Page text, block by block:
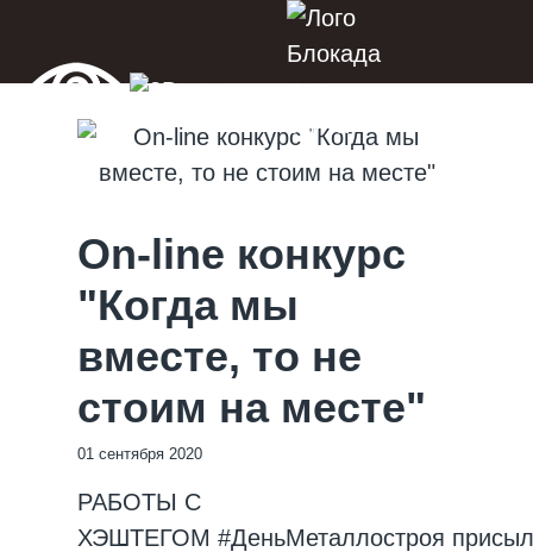
On-line конкурс
"Когда мы
вместе, то не
стоим на месте"
01 сентября 2020
РАБОТЫ С
ХЭШТЕГОМ #ДеньМеталлостроя